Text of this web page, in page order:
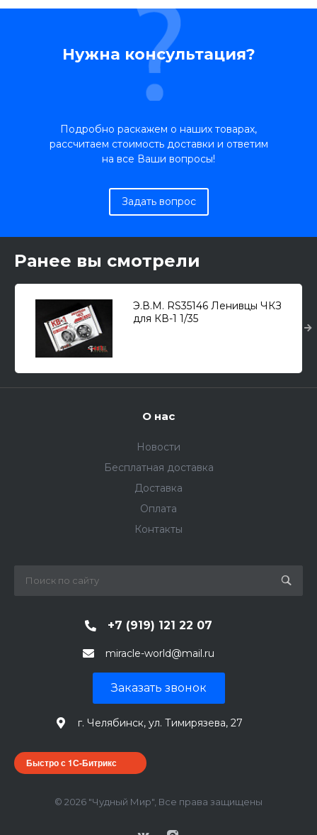
Нужна консультация?
Подробно раскажем о наших товарах,
рассчитаем стоимость доставки и ответим
на все Ваши вопросы!
Задать вопрос
Ранее вы смотрели
Э.В.М. RS35146 Ленивцы ЧКЗ
для КВ-1 1/35
О нас
Новости
Бесплатная доставка
Доставка
Оплата
Контакты
+7 (919) 121 22 07
miracle-world@mail.ru
Заказать звонок
г. Челябинск, ул. Тимирязева, 27
Быстро с 1С-Битрикс
© 2026 "Чудный Мир", Все права защищены